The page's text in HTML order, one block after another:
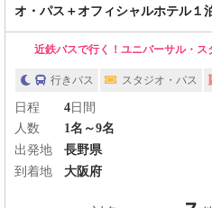
オ・パス＋オフィシャルホテル１
近鉄バスで行く！ユニバーサル・
行きバス スタジオ・パス
日程 4日間
人数
1名～9名
出発地
長野県
到着地
大阪府